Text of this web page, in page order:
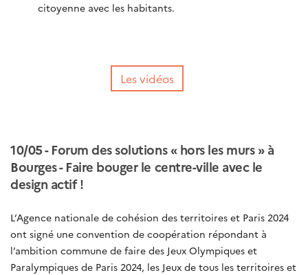
citoyenne avec les habitants.
Les vidéos
10/05 - Forum des solutions « hors les murs » à
Bourges - Faire bouger le centre-ville avec le
design actif !
L’Agence nationale de cohésion des territoires et Paris 2024
ont signé une convention de coopération répondant à
l’ambition commune de faire des Jeux Olympiques et
Paralympiques de Paris 2024, les Jeux de tous les territoires et